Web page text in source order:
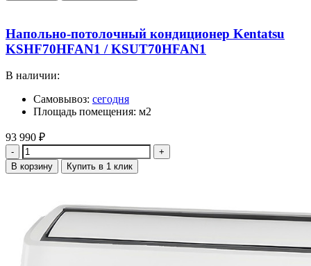
Напольно-потолочный кондиционер Kentatsu
KSHF70HFAN1 / KSUT70HFAN1
В наличии:
Самовывоз: сегодня
Площадь помещения: м2
93 990 ₽
Количество
В корзину Купить в 1 клик